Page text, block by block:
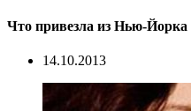
Что привезла из Нью-
14.10.2013